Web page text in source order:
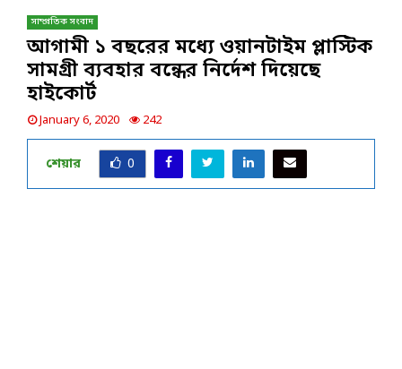
সাম্প্রতিক সংবাদ
আগামী ১ বছরের মধ্যে ওয়ানটাইম প্লাস্টিক
সামগ্রী ব্যবহার বন্ধের নির্দেশ দিয়েছে
হাইকোর্ট
January 6, 2020 242
শেয়ার 0